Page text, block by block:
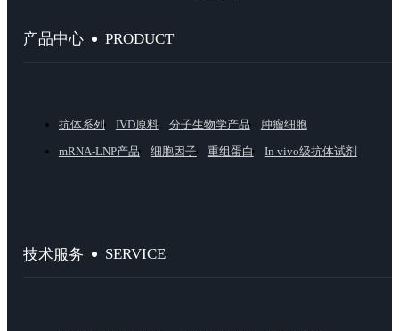
产品中心 PRODUCT
抗体系列 IVD原料 分子生物学产品
肿瘤细胞
mRNA-LNP产品
细胞因子 重组蛋白 In vivo级抗体试剂
技术服务 SERVICE